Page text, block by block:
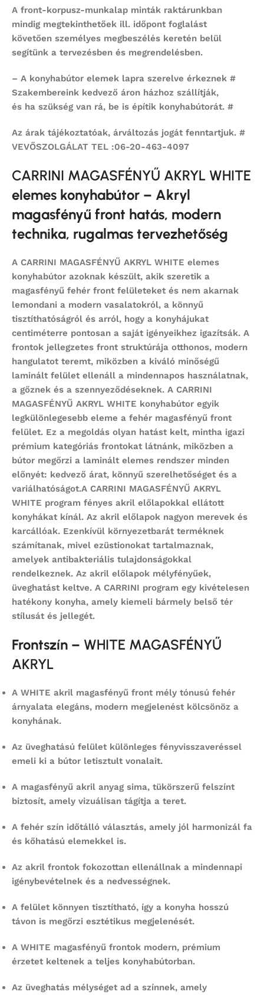
A front-korpusz-munkalap minták raktárunkban
mindig megtekinthetőek ill. időpont foglalást
követően személyes megbeszélés keretén belül
segítünk a tervezésben és megrendelésben.
– A konyhabútor elemek lapra szerelve érkeznek #
Szakembereink kedvező áron házhoz szállítják,
és ha szükség van rá, be is építik konyhabútorát. #
Az árak tájékoztatóak, árváltozás jogát fenntartjuk. #
VEVŐSZOLGÁLAT TEL :06-20-463-4097
CARRINI MAGASFÉNYŰ AKRYL WHITE
elemes konyhabútor – Akryl
magasfényű front hatás, modern
technika, rugalmas tervezhetőség
A CARRINI MAGASFÉNYŰ AKRYL WHITE elemes
konyhabútor azoknak készült, akik szeretik a
magasfényű fehér front felületeket és nem akarnak
lemondani a modern vasalatokról, a könnyű
tisztíthatóságról és arról, hogy a konyhájukat
centiméterre pontosan a saját igényeikhez igazítsák. A
frontok jellegzetes front struktúrája otthonos, modern
hangulatot teremt, miközben a kiváló minőségű
laminált felület ellenáll a mindennapos használatnak,
a gőznek és a szennyeződéseknek. A CARRINI
MAGASFÉNYŰ AKRYL WHITE konyhabútor egyik
legkülönlegesebb eleme a fehér magasfényű front
felület. Ez a megoldás olyan hatást kelt, mintha igazi
prémium kategóriás frontokat látnánk, miközben a
bútor megőrzi a laminált elemes rendszer minden
előnyét: kedvező árat, könnyű szerelhetőséget és a
variálhatóságot.A CARRINI MAGASFÉNYŰ AKRYL
WHITE program fényes akril előlapokkal ellátott
konyhákat kínál. Az akril előlapok nagyon merevek és
karcállóak. Ezenkívül környezetbarát terméknek
számítanak, mivel ezüstionokat tartalmaznak,
amelyek antibakteriális tulajdonságokkal
rendelkeznek. Az akril előlapok mélyfényűek,
üveghatást keltve. A CARRINI program egy kivételesen
hatékony konyha, amely kiemeli bármely belső tér
stílusát és jellegét.
Frontszín – WHITE MAGASFÉNYŰ
AKRYL
A WHITE akril magasfényű front mély tónusú fehér
árnyalata elegáns, modern megjelenést kölcsönöz a
konyhának.
Az üveghatású felület különleges fényvisszaveréssel
emeli ki a bútor letisztult vonalait.
A magasfényű akril anyag sima, tükörszerű felszínt
biztosít, amely vizuálisan tágítja a teret.
A fehér szín időtálló választás, amely jól harmonizál fa
és kőhatású elemekkel is.
Az akril frontok fokozottan ellenállnak a mindennapi
igénybevételnek és a nedvességnek.
A felület könnyen tisztítható, így a konyha hosszú
távon is megőrzi esztétikus megjelenését.
A WHITE magasfényű frontok modern, prémium
érzetet keltenek a teljes konyhabútorban.
Az üveghatás mélységet ad a színnek, amely